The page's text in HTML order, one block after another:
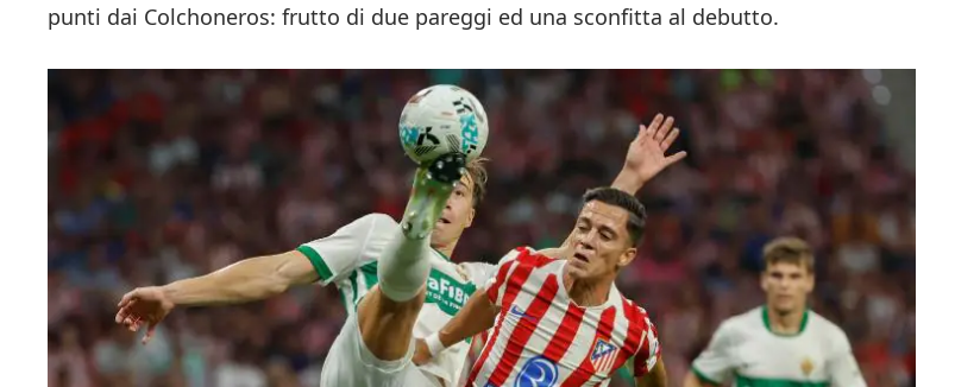
punti dai Colchoneros: frutto di due pareggi ed una sconfitta al debutto.